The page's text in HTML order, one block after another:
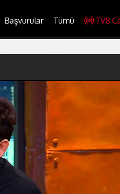
Başvurular Tümü TV8